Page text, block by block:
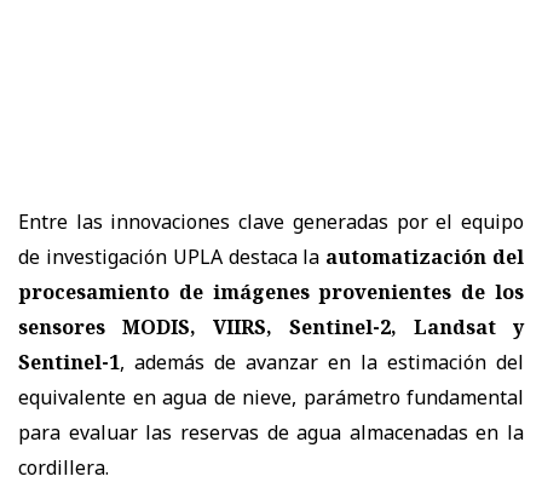
Entre las innovaciones clave generadas por el equipo
de investigación UPLA destaca la automatización del
procesamiento de imágenes provenientes de los
sensores MODIS, VIIRS, Sentinel-2, Landsat y
Sentinel-1, además de avanzar en la estimación del
equivalente en agua de nieve, parámetro fundamental
para evaluar las reservas de agua almacenadas en la
cordillera.